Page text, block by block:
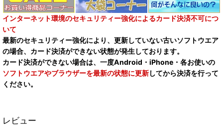
インターネット環境のセキュリティー強化によるカード決済不可につ
いて
最新のセキュリティー強化により、更新していない古いソフトウエア
の場合、カード決済ができない状態が発生しております。
カード決済ができない場合は、一度Android・iPhone・各お使いの
ソフトウエアやブラウザーを最新の状態に更新してから決済を行って
ください。
レビュー